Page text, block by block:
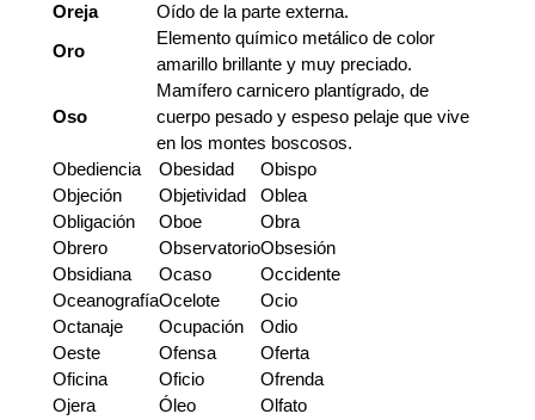
Oreja
Oído de la parte externa.
Oro
Elemento químico metálico de color
amarillo brillante y muy preciado.
Oso
Mamífero carnicero plantígrado, de
cuerpo pesado y espeso pelaje que vive
en los montes boscosos.
Obediencia
Obesidad
Obispo
Objeción
Objetividad
Oblea
Obligación
Oboe
Obra
Obrero
ObservatorioObsesión
Obsidiana
Ocaso
Occidente
OceanografíaOcelote
Ocio
Octanaje
Ocupación
Odio
Oeste
Ofensa
Oferta
Oficina
Oficio
Ofrenda
Ojera
Óleo
Olfato